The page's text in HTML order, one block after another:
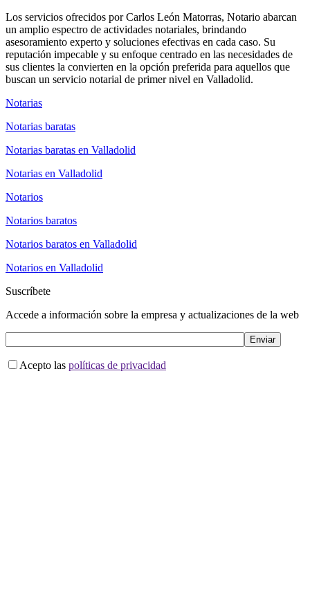
Los servicios ofrecidos por Carlos León Matorras, Notario abarcan
un amplio espectro de actividades notariales, brindando
asesoramiento experto y soluciones efectivas en cada caso. Su
reputación impecable y su enfoque centrado en las necesidades de
sus clientes la convierten en la opción preferida para aquellos que
buscan un servicio notarial de primer nivel en Valladolid.
Notarias
Notarias baratas
Notarias baratas en Valladolid
Notarias en Valladolid
Notarios
Notarios baratos
Notarios baratos en Valladolid
Notarios en Valladolid
Suscríbete
Accede a información sobre la empresa y actualizaciones de la web
Acepto las políticas de privacidad